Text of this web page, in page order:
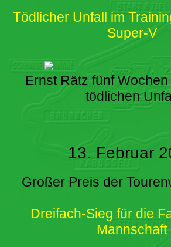
Tödlicher Unfall im
Super-V
Ernst Rätz fünf
tödlichen
13. Februar
Großer Preis der
Dreifach-Sieg für die
Mannschaft